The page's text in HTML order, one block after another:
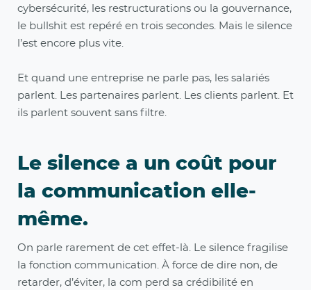
cybersécurité, les restructurations ou la gouvernance,
le bullshit est repéré en trois secondes. Mais le silence
l’est encore plus vite.
Et quand une entreprise ne parle pas, les salariés
parlent. Les partenaires parlent. Les clients parlent. Et
ils parlent souvent sans filtre.
Le silence a un coût pour
la communication elle-
même.
On parle rarement de cet effet-là. Le silence fragilise
la fonction communication. À force de dire non, de
retarder, d’éviter, la com perd sa crédibilité en